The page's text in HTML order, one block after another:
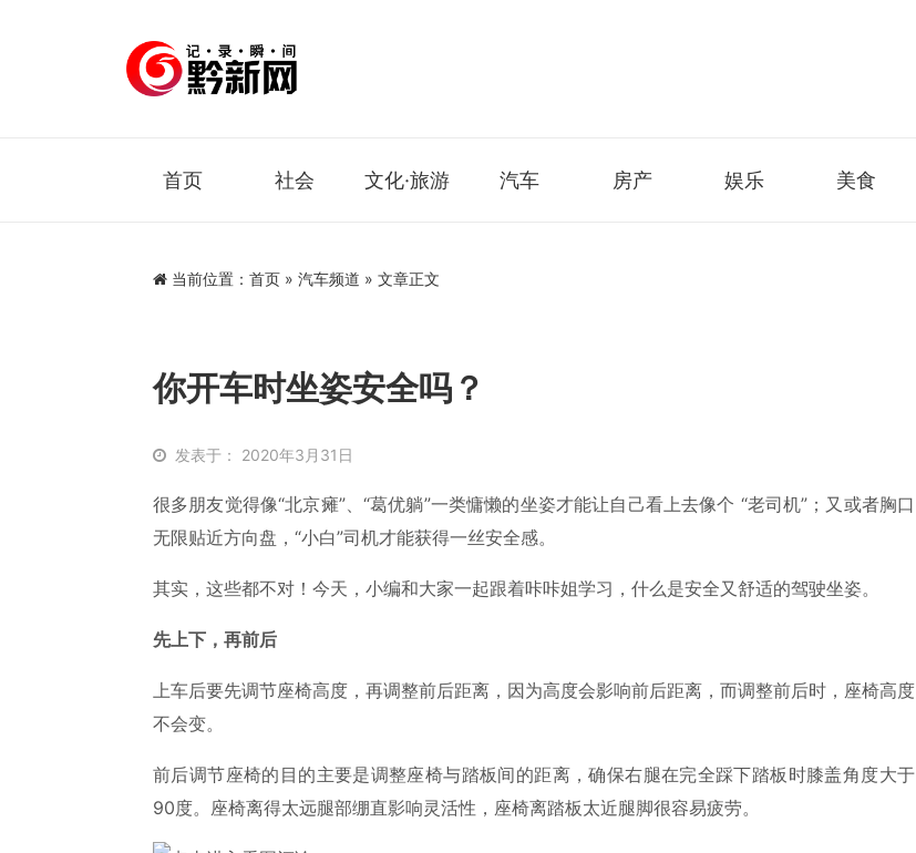
首页 社会 文化·旅游 汽车 房产 娱乐 美食
当前位置： 首页 » 汽车频道 » 文章正文
你开车时坐姿安全吗？
发表于： 2020年3月31日
很多朋友觉得像“北京瘫”、“葛优躺”一类慵懒的坐姿才能让自己看上去像个 “老司机”；又或者胸口
无限贴近方向盘，“小白”司机才能获得一丝安全感。
其实，这些都不对！今天，小编和大家一起跟着咔咔姐学习，什么是安全又舒适的驾驶坐姿。
先上下，再前后
上车后要先调节座椅高度，再调整前后距离，因为高度会影响前后距离，而调整前后时，座椅高度
不会变。
前后调节座椅的目的主要是调整座椅与踏板间的距离，确保右腿在完全踩下踏板时膝盖角度大于
90度。座椅离得太远腿部绷直影响灵活性，座椅离踏板太近腿脚很容易疲劳。